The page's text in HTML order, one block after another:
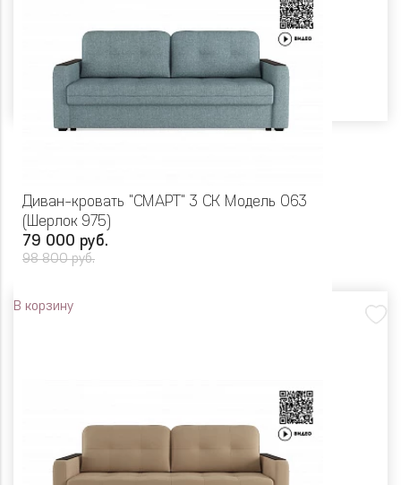
Диван-кровать "СМАРТ" 3 СК Модель 063
(Шерлок 975)
79 000 руб.
98 800 руб.
В корзину